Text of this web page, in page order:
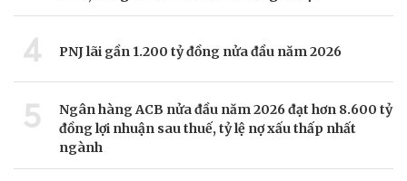
4 PNJ lãi gần 1.200 tỷ đồng nửa đầu năm 2026
5
Ngân hàng ACB nửa đầu năm 2026 đạt hơn 8.600 tỷ
đồng lợi nhuận sau thuế, tỷ lệ nợ xấu thấp nhất
ngành